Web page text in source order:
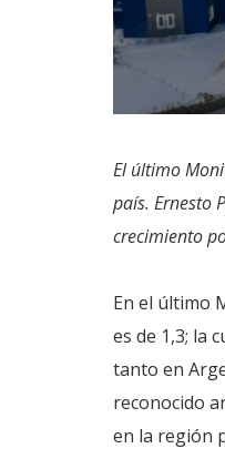
El último
país. Ernesto
crecimiento
En el último
es de 1,3; la
tanto en
reconocido
en la región